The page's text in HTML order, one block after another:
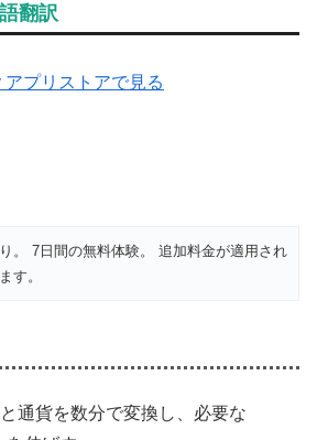
翻訳
アプリストアで見る
。 7日間の無料体験。 追加料金が適用され
す。
通貨を数分で変換し、必要な